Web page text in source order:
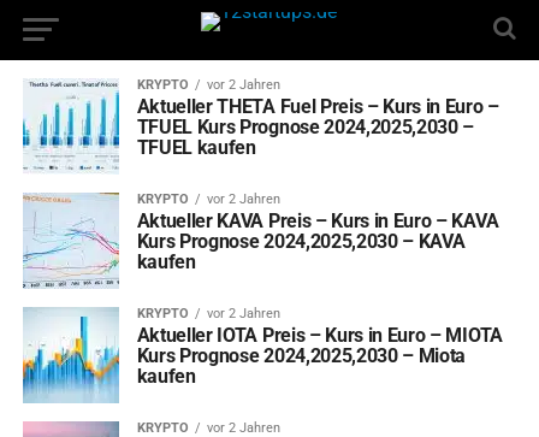
KRYPTO vor 2 Jahren
Aktueller THETA Fuel Preis – Kurs in Euro –
TFUEL Kurs Prognose 2024,2025,2030 –
TFUEL kaufen
KRYPTO vor 2 Jahren
Aktueller KAVA Preis – Kurs in Euro – KAVA
Kurs Prognose 2024,2025,2030 – KAVA
kaufen
KRYPTO vor 2 Jahren
Aktueller IOTA Preis – Kurs in Euro – MIOTA
Kurs Prognose 2024,2025,2030 – Miota
kaufen
KRYPTO vor 2 Jahren